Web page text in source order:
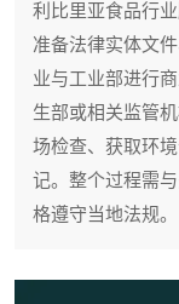
利比里亚食品行
准备法律实体文
业与工业部进行
生部或相关监管
场检查、获取环
记。整个过程需
格遵守当地法规。